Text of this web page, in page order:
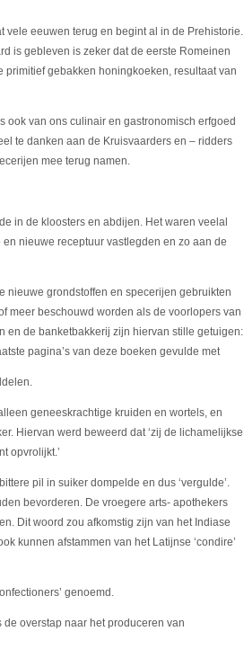
eeuwen terug en begint al in de Prehistorie.
is gebleven is zeker dat de eerste Romeinen
gebakken honingkoeken, resultaat van
ook van ons culinair en gastronomisch erfgoed
te danken aan de Kruisvaarders en – ridders
mee terug namen.
in de kloosters en abdijen. Het waren veelal
nieuwe receptuur vastlegden en zo aan de
nieuwe grondstoffen en specerijen gebruikten
meer beschouwd worden als de voorlopers van
en de banketbakkerij zijn hiervan stille getuigen:
pagina’s van deze boeken gevulde met
geneeskrachtige kruiden en wortels, en
Hiervan werd beweerd dat ‘zij de lichamelijkse
opvrolijkt.’
pil in suiker dompelde en dus ‘vergulde’.
bevorderen. De vroegere arts- apothekers
Dit woord zou afkomstig zijn van het Indiase
kunnen afstammen van het Latijnse ‘condire’
genoemd.
overstap naar het produceren van